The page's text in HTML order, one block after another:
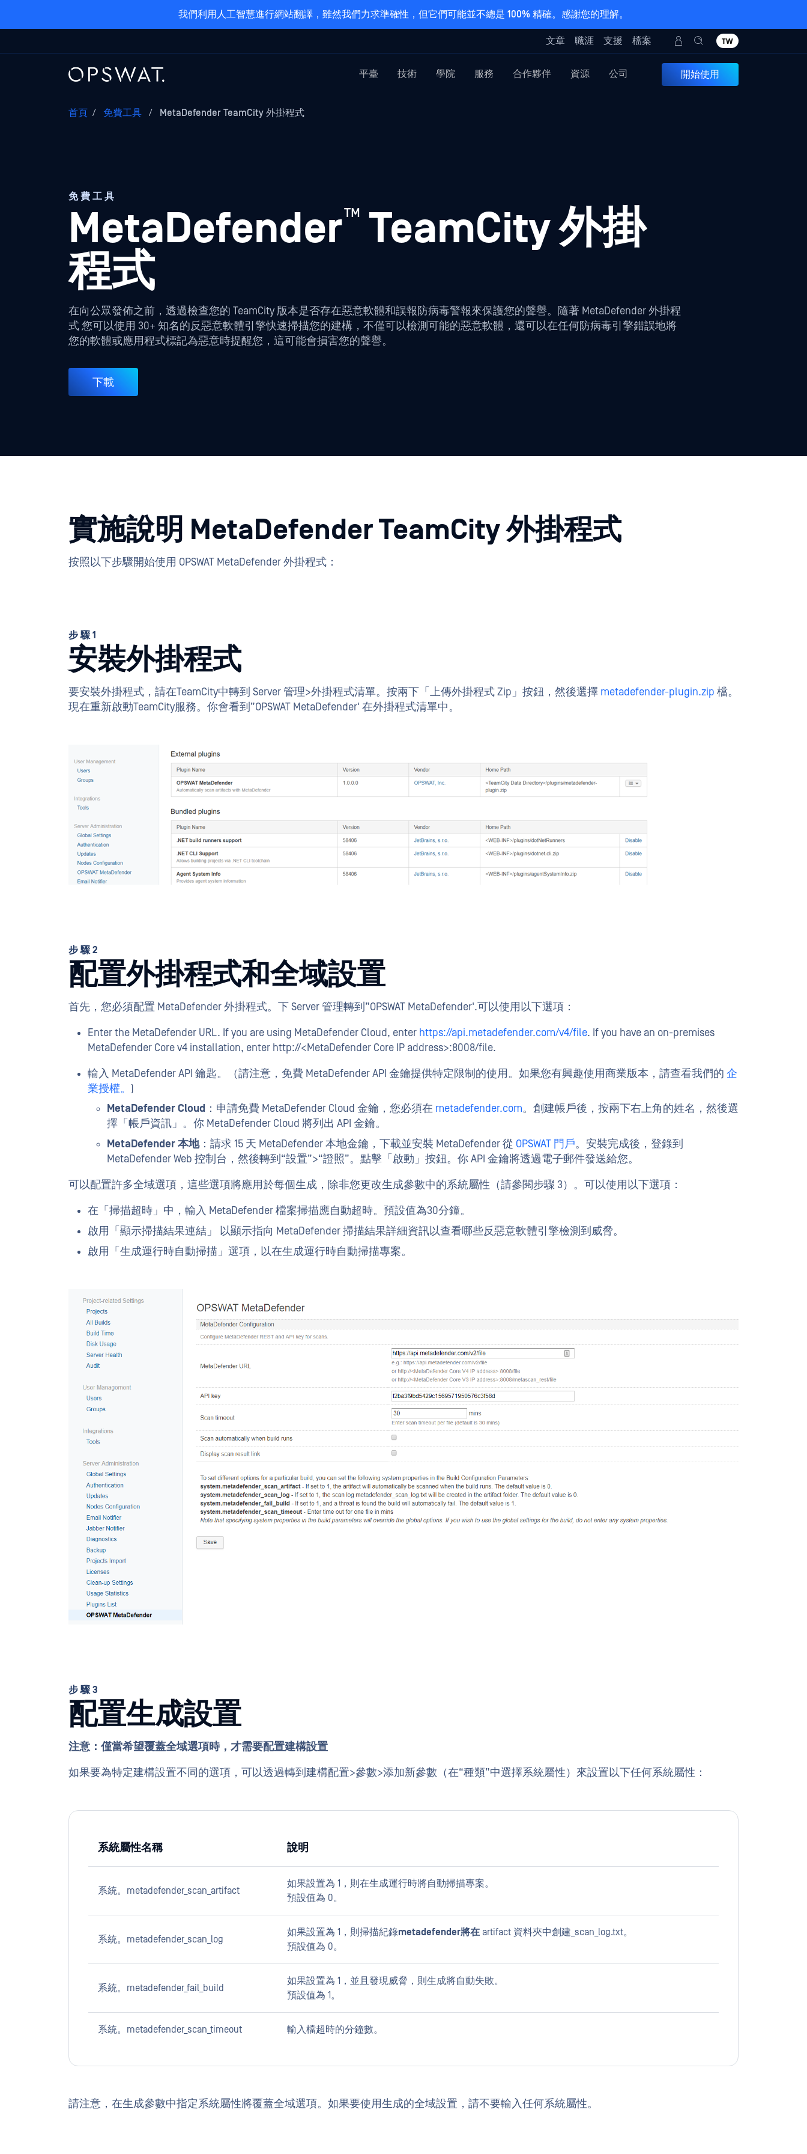
我們利用人工智慧進行網站翻譯，雖然我們力求準確性，但它們可能並不總是 100% 精確。感謝您的理解。
文章 職涯 支援 檔案 TW
平臺 技術 學院 服務 合作夥伴 資源 公司 開始使用
首頁 / 免費工具 / MetaDefender TeamCity 外掛程式
免費工具
MetaDefender™ TeamCity 外掛
程式
在向公眾發佈之前，透過檢查您的 TeamCity 版本是否存在惡意軟體和誤報防病毒警報來保護您的聲譽。隨著 MetaDefender 外掛程
式 您可以使用 30+ 知名的反惡意軟體引擎快速掃描您的建構，不僅可以檢測可能的惡意軟體，還可以在任何防病毒引擎錯誤地將
您的軟體或應用程式標記為惡意時提醒您，這可能會損害您的聲譽。
下載
實施說明 MetaDefender TeamCity 外掛程式
按照以下步驟開始使用 OPSWAT MetaDefender 外掛程式：
步驟1
安裝外掛程式
要安裝外掛程式，請在TeamCity中轉到 Server 管理>外掛程式清單。按兩下「上傳外掛程式 Zip」按鈕，然後選擇 metadefender-plugin.zip 檔。
現在重新啟動TeamCity服務。你會看到”OPSWAT MetaDefender' 在外掛程式清單中。
步驟2
配置外掛程式和全域設置
首先，您必須配置 MetaDefender 外掛程式。下 Server 管理轉到”OPSWAT MetaDefender'.可以使用以下選項：
Enter the MetaDefender URL. If you are using MetaDefender Cloud, enter https://api.metadefender.com/v4/file. If you have an on-premises
MetaDefender Core v4 installation, enter http://<MetaDefender Core IP address>:8008/file.
輸入 MetaDefender API 鑰匙。（請注意，免費 MetaDefender API 金鑰提供特定限制的使用。如果您有興趣使用商業版本，請查看我們的 企
業授權。 )
MetaDefender Cloud ：申請免費 MetaDefender Cloud 金鑰，您必須在 metadefender.com。創建帳戶後，按兩下右上角的姓名，然後選
擇「帳戶資訊」。你 MetaDefender Cloud 將列出 API 金鑰。
MetaDefender 本地：請求 15 天 MetaDefender 本地金鑰，下載並安裝 MetaDefender 從 OPSWAT 門戶。安裝完成後，登錄到
MetaDefender Web 控制台，然後轉到“設置”>“證照”。點擊「啟動」按鈕。你 API 金鑰將透過電子郵件發送給您。
可以配置許多全域選項，這些選項將應用於每個生成，除非您更改生成參數中的系統屬性（請參閱步驟 3）。可以使用以下選項：
在「掃描超時」中，輸入 MetaDefender 檔案掃描應自動超時。預設值為30分鐘。
啟用「顯示掃描結果連結」 以顯示指向 MetaDefender 掃描結果詳細資訊以查看哪些反惡意軟體引擎檢測到威脅。
啟用「生成運行時自動掃描」選項，以在生成運行時自動掃描專案。
步驟3
配置生成設置
注意：僅當希望覆蓋全域選項時，才需要配置建構設置
如果要為特定建構設置不同的選項，可以透過轉到建構配置>參數>添加新參數（在“種類”中選擇系統屬性）來設置以下任何系統屬性：
系統屬性名稱 說明
系統。metadefender_scan_artifact
如果設置為 1，則在生成運行時將自動掃描專案。
預設值為 0。
系統。metadefender_scan_log
如果設置為 1，則掃描紀錄metadefender將在 artifact 資料夾中創建_scan_log.txt。
預設值為 0。
系統。metadefender_fail_build
如果設置為 1，並且發現威脅，則生成將自動失敗。
預設值為 1。
系統。metadefender_scan_timeout 輸入檔超時的分鐘數。
請注意，在生成參數中指定系統屬性將覆蓋全域選項。如果要使用生成的全域設置，請不要輸入任何系統屬性。